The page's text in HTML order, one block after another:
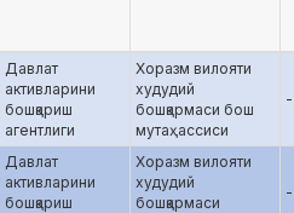
Давлат
активларини
бошқариш
агентлиги
Хоразм вилояти
худудий
бошқармаси бош
мутаҳассиси
-
Давлат
активларини
бошқариш
Хоразм вилояти
худудий
бошқармаси
-